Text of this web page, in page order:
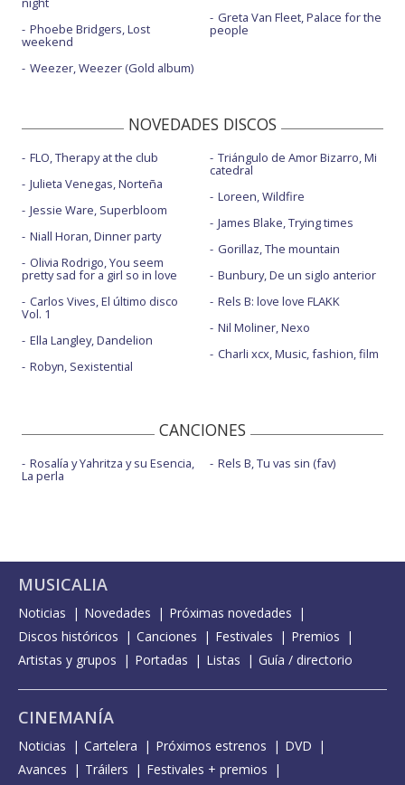
Phoebe Bridgers, Lost
weekend
Weezer, Weezer (Gold album)
Greta Van Fleet, Palace for the
people
NOVEDADES DISCOS
FLO, Therapy at the club
Julieta Venegas, Norteña
Jessie Ware, Superbloom
Niall Horan, Dinner party
Olivia Rodrigo, You seem
pretty sad for a girl so in love
Carlos Vives, El último disco
Vol. 1
Ella Langley, Dandelion
Robyn, Sexistential
Triángulo de Amor Bizarro, Mi
catedral
Loreen, Wildfire
James Blake, Trying times
Gorillaz, The mountain
Bunbury, De un siglo anterior
Rels B: love love FLAKK
Nil Moliner, Nexo
Charli xcx, Music, fashion, film
CANCIONES
Rosalía y Yahritza y su Esencia,
La perla
Rels B, Tu vas sin (fav)
MUSICALIA
Noticias Novedades
Próximas novedades
Discos históricos
Canciones Festivales
Premios
Artistas y grupos
Portadas Listas Guía / directorio
CINEMANÍA
Noticias Cartelera Próximos estrenos
DVD
Avances
Tráilers
Festivales + premios